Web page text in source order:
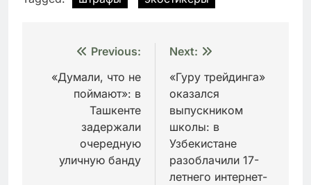
Навигация
по
записям
Previous:
«Думали, что не
поймают»: в
Ташкенте
задержали
очередную
уличную банду
Next:
«Гуру трейдинга»
оказался
выпускником
школы: в
Узбекистане
разоблачили 17-
летнего интернет-